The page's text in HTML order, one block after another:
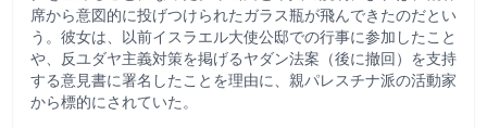
席から意図的に投げつけられたガラス瓶が飛んできたのだとい
う。彼女は、以前イスラエル大使公邸での行事に参加したこと
や、反ユダヤ主義対策を掲げるヤダン法案（後に撤回）を支持
する意見書に署名したことを理由に、親パレスチナ派の活動家
から標的にされていた。